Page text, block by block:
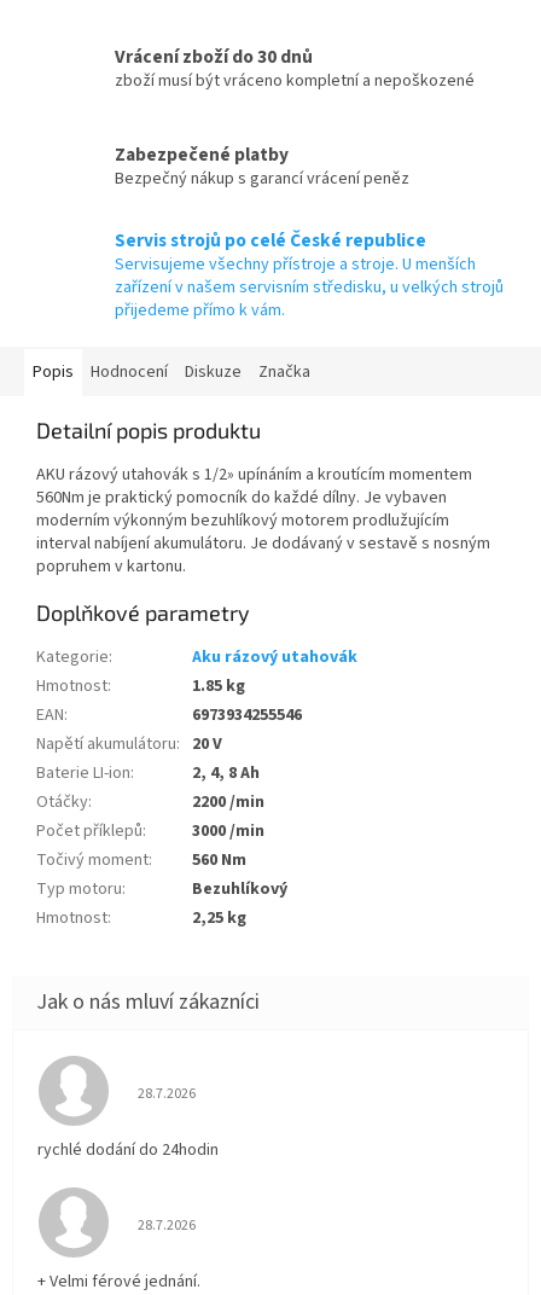
Vrácení zboží do 30 dnů
zboží musí být vráceno kompletní a nepoškozené
Zabezpečené platby
Bezpečný nákup s garancí vrácení peněz
Servis strojů po celé České republice
Servisujeme všechny přístroje a stroje. U menších
zařízení v našem servisním středisku, u velkých strojů
přijedeme přímo k vám.
Popis Hodnocení Diskuze Značka
Detailní popis produktu
AKU rázový utahovák s 1/2» upínáním a kroutícím momentem
560Nm je praktický pomocník do každé dílny. Je vybaven
moderním výkonným bezuhlíkový motorem prodlužujícím
interval nabíjení akumulátoru. Je dodávaný v sestavě s nosným
popruhem v kartonu.
Doplňkové parametry
Kategorie:
Aku rázový utahovák
Hmotnost:
1.85 kg
EAN:
6973934255546
Napětí akumulátoru: 20 V
Baterie LI-ion:
2, 4, 8 Ah
Otáčky:
2200 /min
Počet příklepů:
3000 /min
Točivý moment:
560 Nm
Typ motoru:
Bezuhlíkový
Hmotnost: 2,25 kg
Hodnocení obchodu je 5 z 5 hvězdiček.
28.7.2026
rychlé dodání do 24hodin
Hodnocení obchodu je 5 z 5 hvězdiček.
28.7.2026
+ Velmi férové jednání.